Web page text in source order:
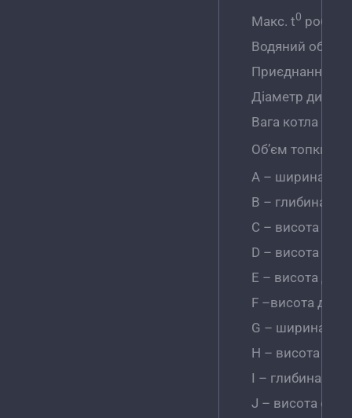
Макс. t0 роботи
Водяний об’єм
Приєднання до
Діаметр
Вага котла
Об’єм топки
А – ширина
В – глибина
С – висота
D – висота до
E – висота до
F –висота до
G – ширина
H – висота
І – глибина
J – висота